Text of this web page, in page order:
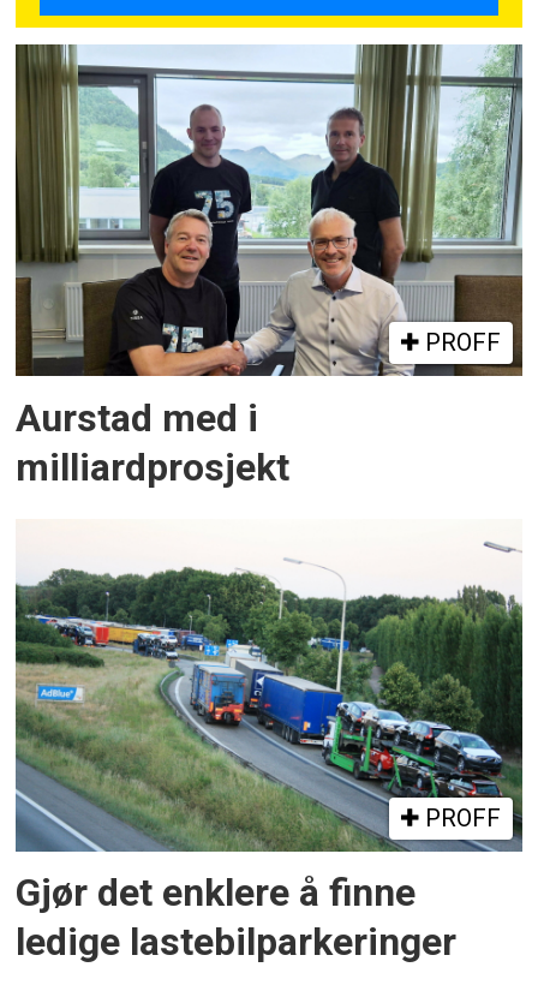
PROFF
Aurstad med i
milliardprosjekt
PROFF
Gjør det enklere å finne
ledige lastebilparkeringer